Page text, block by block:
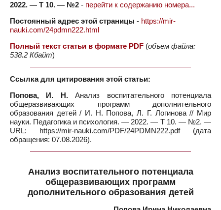
2022. — Т 10. — №2 - перейти к содержанию номера...
Постоянный адрес этой страницы - https://mir-
nauki.com/24pdmn222.html
Полный текст статьи в формате PDF (объем файла:
538.2 Кбайт)
Ссылка для цитирования этой статьи:
Попова, И. Н.Анализ воспитательного потенциала
общеразвивающих программ дополнительного
образования детей / И. Н. Попова, Л. Г. Логинова // Мир
науки. Педагогика и психология. — 2022. — Т 10. — №2. —
URL: https://mir-nauki.com/PDF/24PDMN222.pdf (дата
обращения: 07.08.2026).
Анализ воспитательного потенциала
общеразвивающих программ
дополнительного образования детей